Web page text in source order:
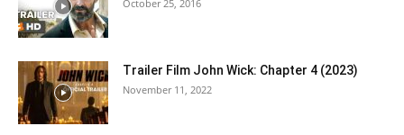
October 25, 2016
Trailer Film John Wick: Chapter 4 (2023)
November 11, 2022